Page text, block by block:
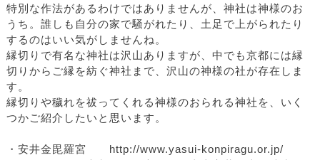
特別な作法があるわけではありませんが、神社は神様のお
うち。誰しも自分の家で騒がれたり、土足で上がられたり
するのはいい気がしませんね。
縁切りで有名な神社は沢山ありますが、中でも京都には縁
切りからご縁を紡ぐ神社まで、沢山の神様の社が存在しま
す。
縁切りや穢れを祓ってくれる神様のおられる神社を、いく
つかご紹介したいと思います。
・安井金毘羅宮 http://www.yasui-konpiragu.or.jp/